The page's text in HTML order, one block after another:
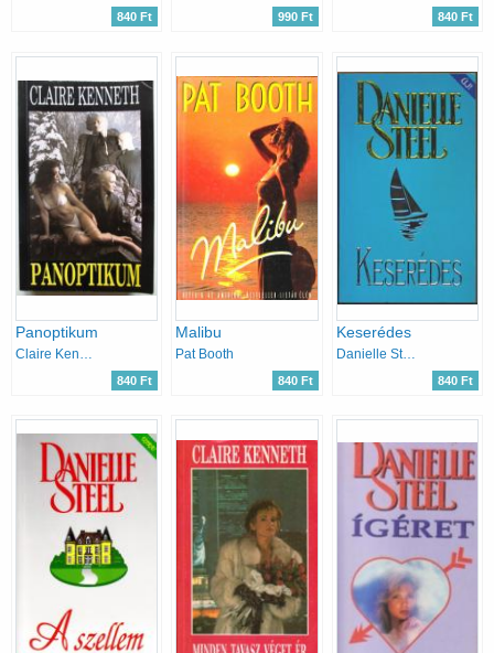
840 Ft 990 Ft 840 Ft
Panoptikum
840 Ft
Malibu
Pat Booth
840 Ft
Keserédes
Danielle Steel
840 Ft